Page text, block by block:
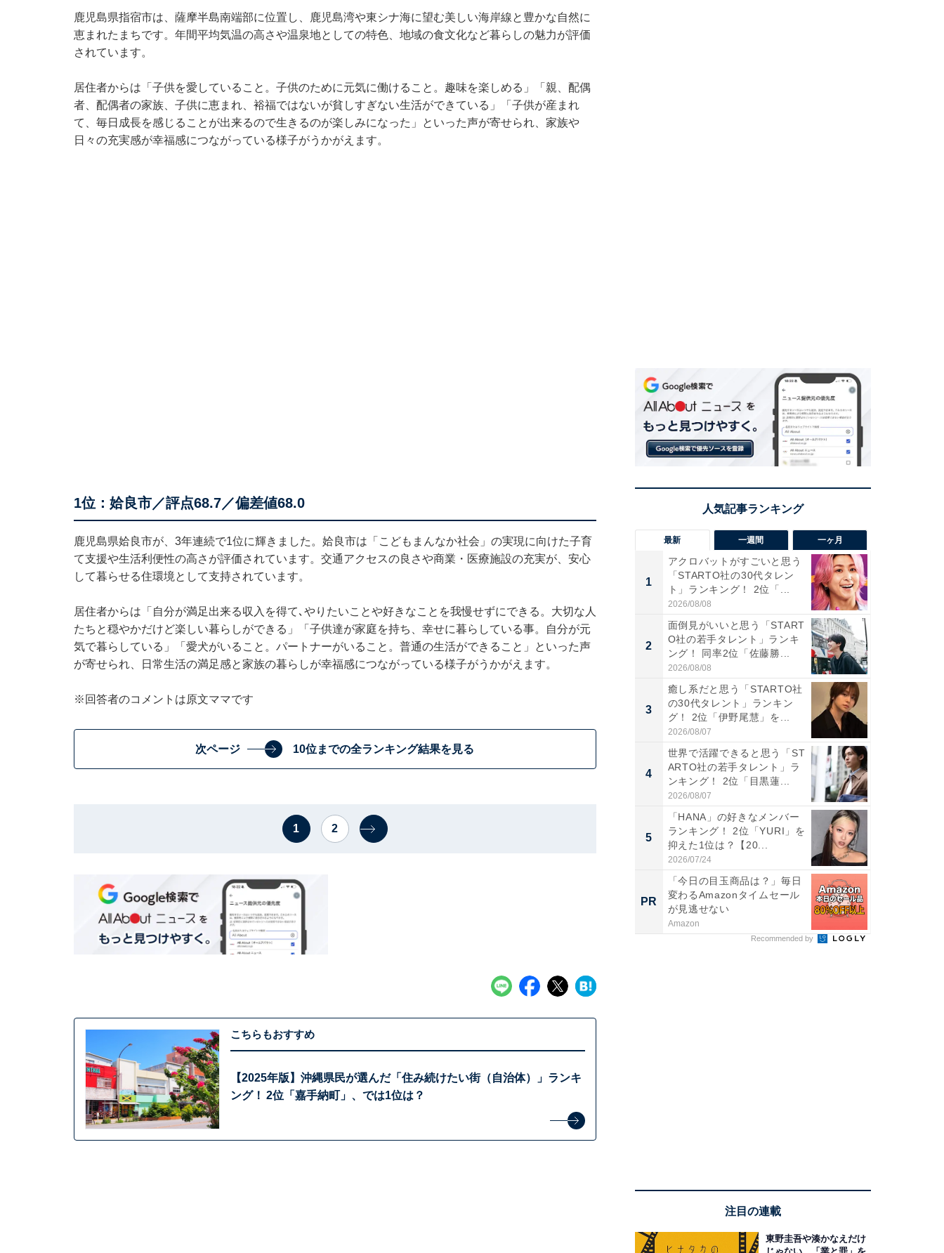
鹿児島県指宿市は、薩摩半島南端部に位置し、鹿児島湾や東シナ海に望む美しい海岸線と豊かな自然に
恵まれたまちです。年間平均気温の高さや温泉地としての特色、地域の食文化など暮らしの魅力が評価
されています。
居住者からは「子供を愛していること。子供のために元気に働けること。趣味を楽しめる」「親、配偶
者、配偶者の家族、子供に恵まれ、裕福ではないが貧しすぎない生活ができている」「子供が産まれ
て、毎日成長を感じることが出来るので生きるのが楽しみになった」といった声が寄せられ、家族や
日々の充実感が幸福感につながっている様子がうかがえます。
1位：姶良市／評点68.7／偏差値68.0
鹿児島県姶良市が、3年連続で1位に輝きました。姶良市は「こどもまんなか社会」の実現に向けた子育
て支援や生活利便性の高さが評価されています。交通アクセスの良さや商業・医療施設の充実が、安心
して暮らせる住環境として支持されています。
居住者からは「自分が満足出来る収入を得て､やりたいことや好きなことを我慢せずにできる。大切な人
たちと穏やかだけど楽しい暮らしができる」「子供達が家庭を持ち、幸せに暮らしている事。自分が元
気で暮らしている」「愛犬がいること。パートナーがいること。普通の生活ができること」といった声
が寄せられ、日常生活の満足感と家族の暮らしが幸福感につながっている様子がうかがえます。
※回答者のコメントは原文ママです
次ページ 10位までの全ランキング結果を見る
1 2
こちらもおすすめ
【2025年版】沖縄県民が選んだ「住み続けたい街（自治体）」ランキ
ング！ 2位「嘉手納町」、では1位は？
最新 一週間 一ヶ月
1
アクロバットがすごいと思う
「STARTO社の30代タレン
ト」ランキング！ 2位「...
2026/08/08
2
面倒見がいいと思う「START
O社の若手タレント」ランキ
ング！ 同率2位「佐藤勝...
2026/08/08
3
癒し系だと思う「STARTO社
の30代タレント」ランキン
グ！ 2位「伊野尾慧」を...
2026/08/07
4
世界で活躍できると思う「ST
ARTO社の若手タレント」ラ
ンキング！ 2位「目黒蓮...
2026/08/07
5
「HANA」の好きなメンバー
ランキング！ 2位「YURI」を
抑えた1位は？【20...
2026/07/24
PR
「今日の目玉商品は？」毎日
変わるAmazonタイムセール
が見逃せない
Amazon
Recommended by
注目の連載
東野圭吾や湊かなえだけ